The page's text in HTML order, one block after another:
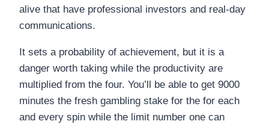
alive that have professional investors and real-day
communications.
It sets a probability of achievement, but it is a
danger worth taking while the productivity are
multiplied from the four. You’ll be able to get 9000
minutes the fresh gambling stake for the for each
and every spin while the limit number one can